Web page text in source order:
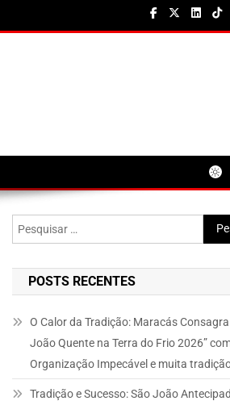
por:
POSTS RECENTES
O Calor da Tradição: Maracás Consagra
João Quente na Terra do Frio 2026”
Organização Impecável e muita
Tradição e Sucesso: São João